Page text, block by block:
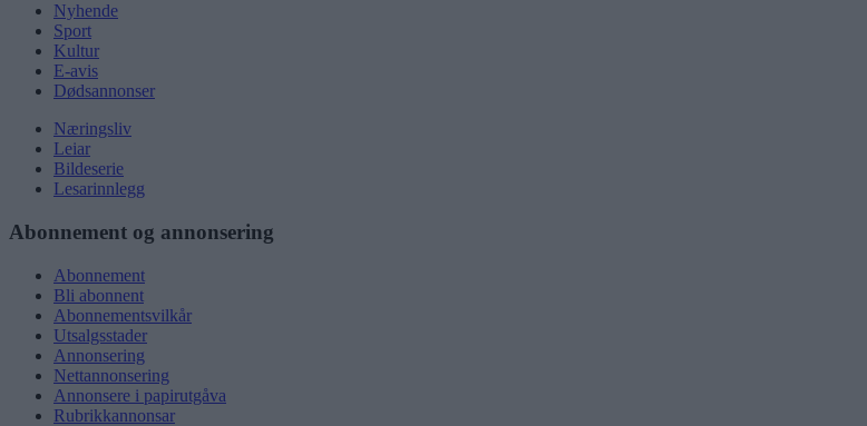
Nyhende
Sport
Kultur
E-avis
Dødsannonser
Næringsliv
Leiar
Bildeserie
Lesarinnlegg
Abonnement og annonsering
Abonnement
Bli abonnent
Abonnementsvilkår
Utsalgsstader
Annonsering
Nettannonsering
Annonsere i papirutgåva
Rubrikkannonsar